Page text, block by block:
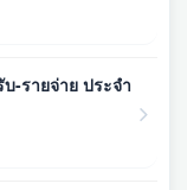
-รายจ่าย ประจำ